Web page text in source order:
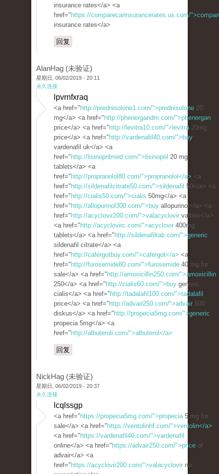
insurance rates</a> <a
href=" https://comparecarinsurancerates.us.com/
insurance rates</a>
回复
AlanHag (未验证)
星期日, 06/02/2019 - 20:11
永久连接
lpvrnfxraq
<a href=" http://prednisolone1.com/">prednisolone 20
mg</a> <a href=" http://phenergandm.com/">phenergan
price</a> <a href=" http://levitra10.com/">levitra20mg
price</a> <a href=" http://vardenafil40.com/">buy
vardenafil uk</a> <a
href=" http://lisinoprilmed.com/">lisinopril 20 mg
tablets</a> <a
href=" http://propranolol80.com/">propranolol</a> <a
href=" http://sildenafilcitrate50.com/">sildenafil 50</a> <a
href=" http://cialis50.com/">cialis 50mg</a> <a
href=" http://allopurinol300.com/">buy allopurinol</a> <a
href=" http://acyclovir200.com/">valacyclovir valtrex</a>
<a href=" http://acyclovirc.com/">acyclovir 400mg
tablets</a> <a href=" http://sildenafiltab.com/">generic
sildenafil citrate</a> <a
href=" http://cafergotbuy.com/">cafergot</a> <a
href=" http://furosemide80.com/">furosemide 40 mg for
sale</a> <a href=" http://amoxicillin250.com/">amoxicillin
250</a> <a href=" http://cialis60.com/">buy generic
cialis</a> <a href=" http://tadalafil100.com/">tadalafil
price</a> <a href=" http://advair250.com/">advair 500
diskus</a> <a href=" http://propecia5mg.com/">generic
propecia 5mg</a> <a
href=" http://albuteroli.com/">albuterol</a>
回复
NickHag (未验证)
星期日, 06/02/2019 - 20:37
永久连接
lcqlssgp
<a href=" https://propecia5mg.com/">propecia5 mg for
sale</a> <a href=" https://ventolinhf.com/">ventolin</a>
<a href=" https://vardenafil40.com/">vardenafil
online</a> <a href=" https://advair250.com/">price of
advair</a> <a
href=" https://acyclovir200.com/">valacyclovir no